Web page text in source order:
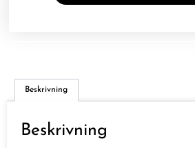
Beskrivning
Beskrivning